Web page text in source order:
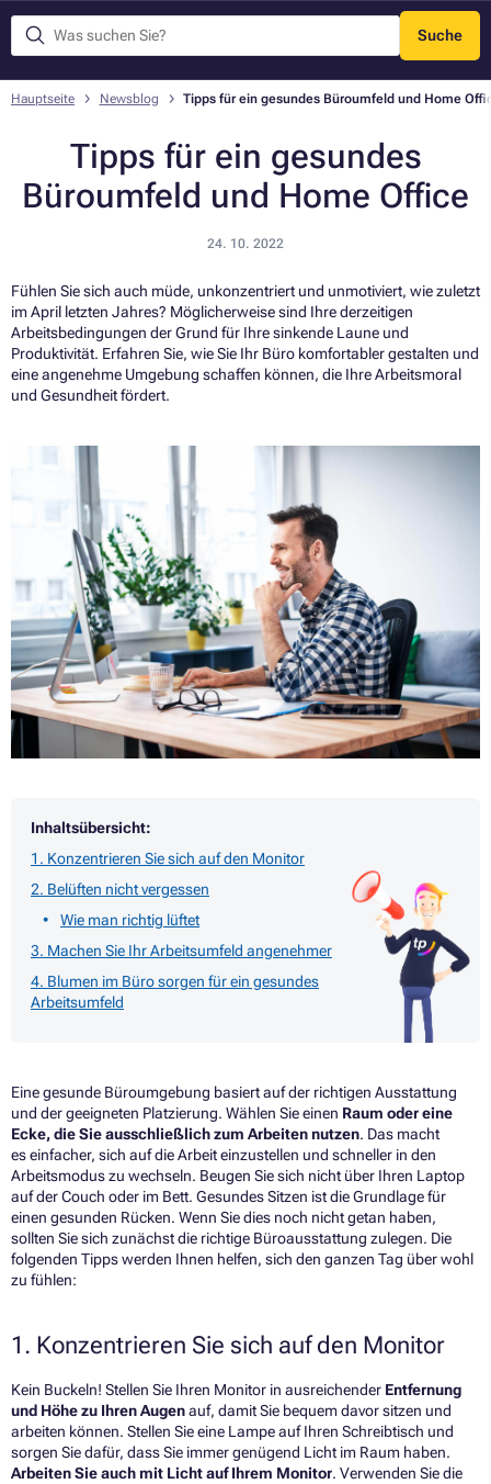
Suche
Menü
Hauptseite Newsblog Tipps für ein gesundes Büroumfeld und Home
Tipps für ein gesundes
Büroumfeld und Home Office
24. 10. 2022
Fühlen Sie sich auch müde, unkonzentriert und unmotiviert, wie zuletzt
im April letzten Jahres? Möglicherweise sind Ihre derzeitigen
Arbeitsbedingungen der Grund für Ihre sinkende Laune und
Produktivität. Erfahren Sie, wie Sie Ihr Büro komfortabler gestalten und
eine angenehme Umgebung schaffen können, die Ihre Arbeitsmoral
und Gesundheit fördert.
Inhaltsübersicht:
1. Konzentrieren Sie sich auf den Monitor
2. Belüften nicht vergessen
Wie man richtig lüftet
3. Machen Sie Ihr Arbeitsumfeld angenehmer
4. Blumen im Büro sorgen für ein gesundes
Arbeitsumfeld
Eine gesunde Büroumgebung basiert auf der richtigen Ausstattung
und der geeigneten Platzierung. Wählen Sie einen Raum oder eine
Ecke, die Sie ausschließlich zum Arbeiten nutzen. Das macht
es einfacher, sich auf die Arbeit einzustellen und schneller in den
Arbeitsmodus zu wechseln. Beugen Sie sich nicht über Ihren Laptop
auf der Couch oder im Bett. Gesundes Sitzen ist die Grundlage für
einen gesunden Rücken. Wenn Sie dies noch nicht getan haben,
sollten Sie sich zunächst die richtige Büroausstattung zulegen. Die
folgenden Tipps werden Ihnen helfen, sich den ganzen Tag über wohl
zu fühlen:
1. Konzentrieren Sie sich auf den Monitor
Kein Buckeln! Stellen Sie Ihren Monitor in ausreichender Entfernung
und Höhe zu Ihren Augenauf, damit Sie bequem davor sitzen und
arbeiten können. Stellen Sie eine Lampe auf Ihren Schreibtisch und
sorgen Sie dafür, dass Sie immer genügend Licht im Raum haben.
Arbeiten Sie auch mit Licht auf Ihrem Monitor. Verwenden Sie die